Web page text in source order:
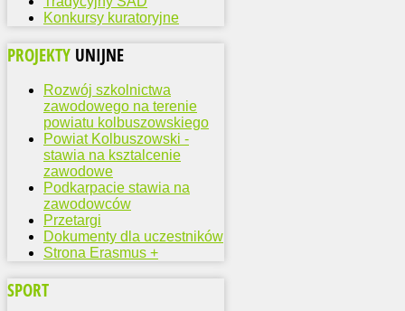
Konkursy kuratoryjne
PROJEKTY UNIJNE
Rozwój szkolnictwa
zawodowego na terenie
powiatu kolbuszowskiego
Powiat Kolbuszowski -
stawia na ksztalcenie
zawodowe
Podkarpacie stawia na
zawodowców
Przetargi
Dokumenty dla uczestników
Strona Erasmus +
SPORT